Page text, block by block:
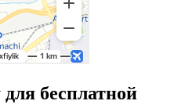
бесплатной